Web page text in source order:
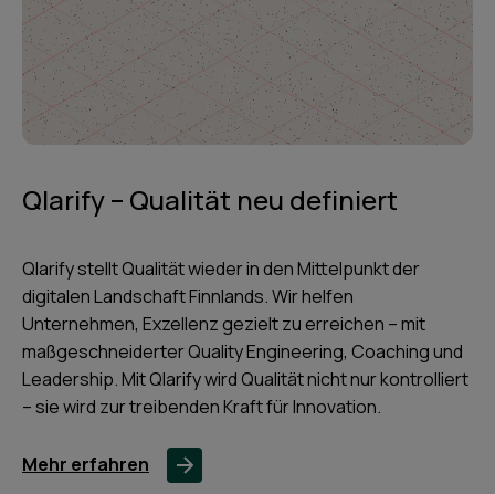
Qlarify – Qualität neu definiert
Qlarify stellt Qualität wieder in den Mittelpunkt der
digitalen Landschaft Finnlands. Wir helfen
Unternehmen, Exzellenz gezielt zu erreichen – mit
maßgeschneiderter Quality Engineering, Coaching und
Leadership. Mit Qlarify wird Qualität nicht nur kontrolliert
– sie wird zur treibenden Kraft für Innovation.
Mehr erfahren